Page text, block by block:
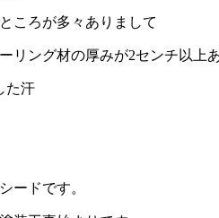
ころが多々ありまして
リング材の厚みが2センチ以上
た汗
ードです。